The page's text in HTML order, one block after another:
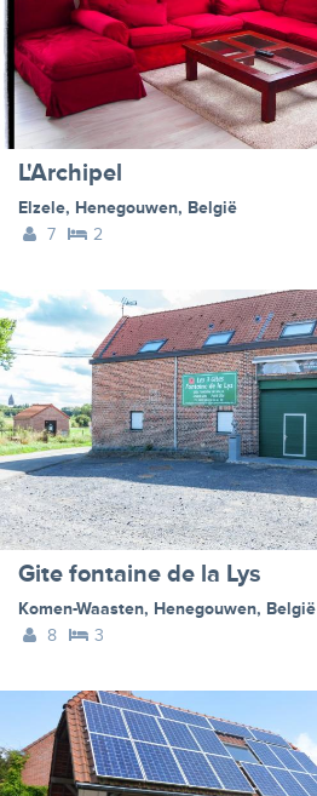
L'Archipel
Elzele, Henegouwen, België
7
2
Gite fontaine de la Lys
Komen-Waasten, Henegouwen, België
8
3